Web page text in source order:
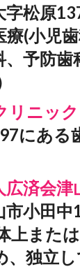
字松原
療(小児
、予防歯
リニック
にある
広済会津
市小田
上また
、独立